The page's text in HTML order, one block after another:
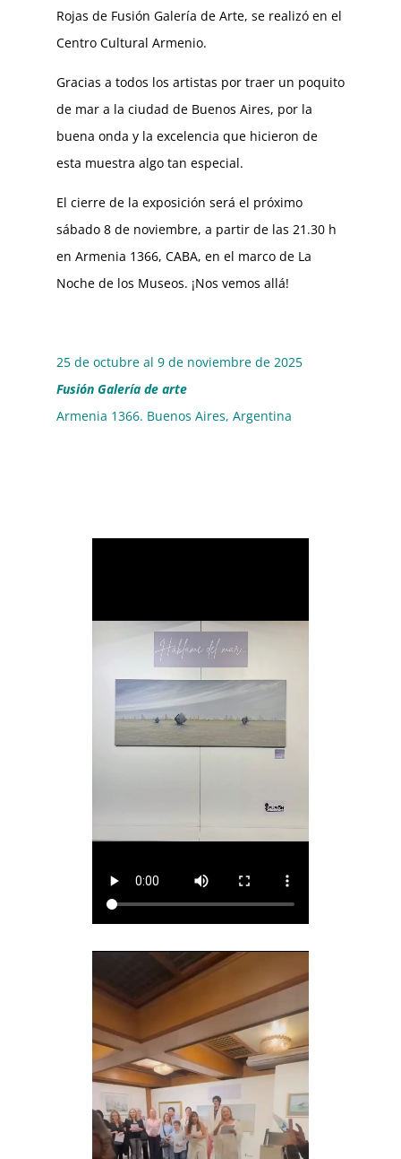
Rojas de Fusión Galería de Arte, se realizó en el
Centro Cultural Armenio.
Gracias a todos los artistas por traer un poquito
de mar a la ciudad de Buenos Aires, por la
buena onda y la excelencia que hicieron de
esta muestra algo tan especial.
El cierre de la exposición será el próximo
sábado 8 de noviembre, a partir de las 21.30 h
en Armenia 1366, CABA, en el marco de La
Noche de los Museos. ¡Nos vemos allá!
25 de octubre al 9 de noviembre de 2025
Fusión Galería de arte
Armenia 1366. Buenos Aires, Argentina